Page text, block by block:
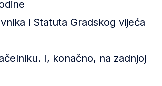
i Statuta Gradskog vijeća
I, konačno, na zadnjoj